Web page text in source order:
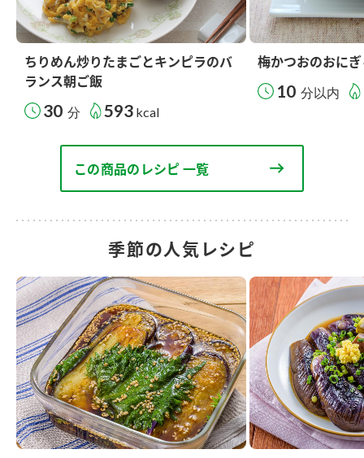
ちりめん炒りたまごとキンピラのバ
ランス朝ご飯
30 分 593 kcal
梅かつおのおに
10 分以内
この商品のレシピ 一覧
季節の人気レシピ